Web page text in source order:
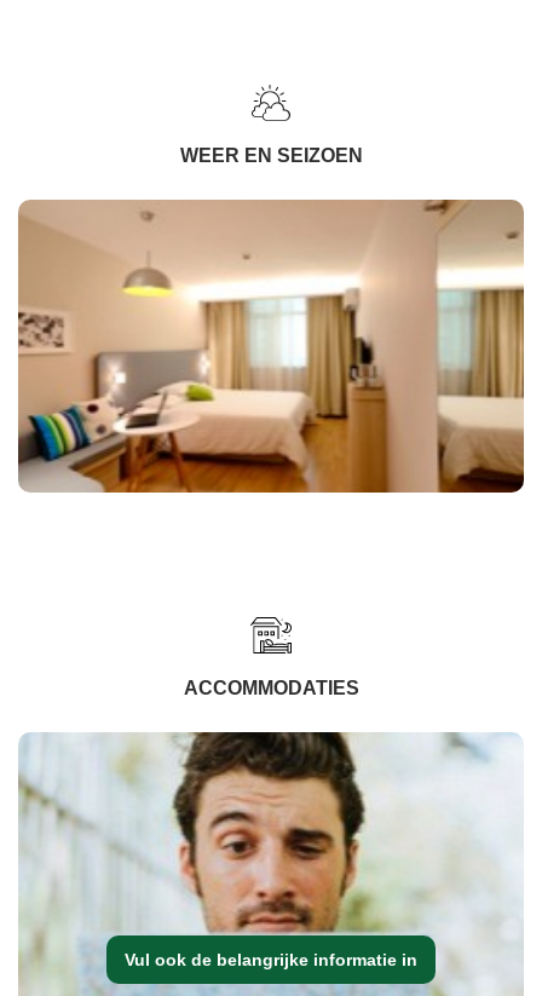
WEER EN SEIZOEN
ACCOMMODATIES
Vul ook de belangrijke informatie in